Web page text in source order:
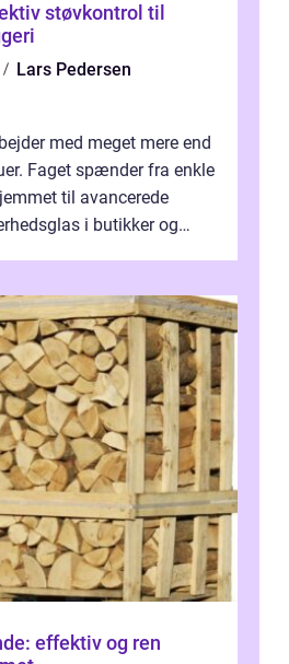
Lars Pedersen
med meget mere end
Faget spænder fra enkle
til avancerede
i butikker og
effektiv og ren